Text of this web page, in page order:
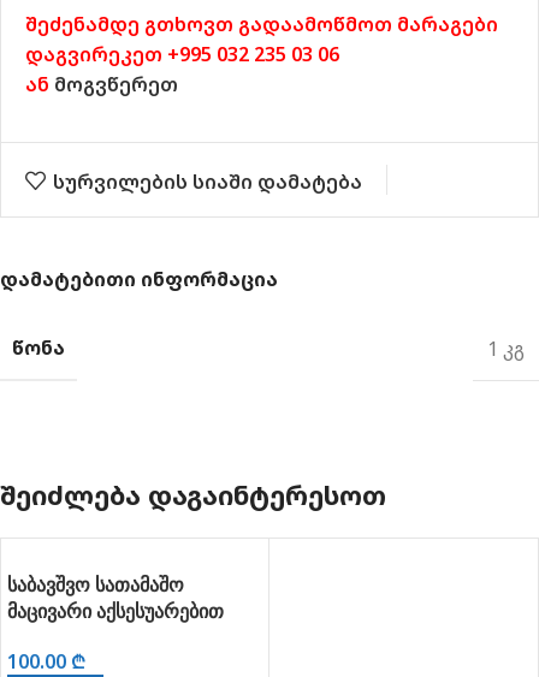
შეძენამდე გთხოვთ გადაამოწმოთ მარაგები
დაგვირეკეთ +995 032 235 03 06
ან მოგვწერეთ
სურვილების სიაში დამატება
ᲓᲐᲛᲐᲢᲔᲑᲘᲗᲘ ᲘᲜᲤᲝᲠᲛᲐᲪᲘᲐ
ᲬᲝᲜᲐ 1 კგ
ᲨᲔᲘᲫᲚᲔᲑᲐ ᲓᲐᲒᲐᲘᲜᲢᲔᲠᲔᲡᲝᲗ